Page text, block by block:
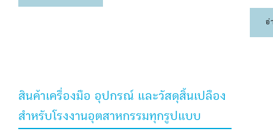
อ่
สินค้าเครื่องมือ อุปกรณ์ และวัสดุสิ้นเปลือง
สำหรับโรงงานอุตสาหกรรมทุกรูปแบบ